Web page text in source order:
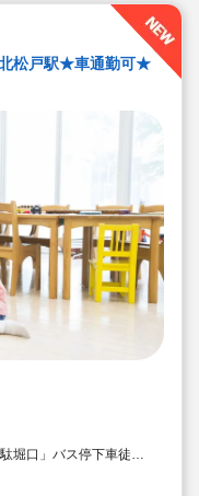
松戸駅★車通勤可★
堀口」バス停下車徒歩